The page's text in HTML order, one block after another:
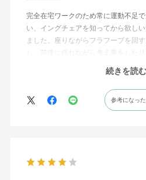
完全在宅ワークのため常に運動不足
い、イングチェアを知ってから欲し
ました。座りながらフラフープを回
し、前後に揺れながら考え事をした
す。カチャカチャ音が鳴るわけでは
れてばっかだと怒られそうですが、
特に前後に揺らす時にヘッドレスト
えます。揺れを止める機能もちゃんと
続きを読む
参考になった